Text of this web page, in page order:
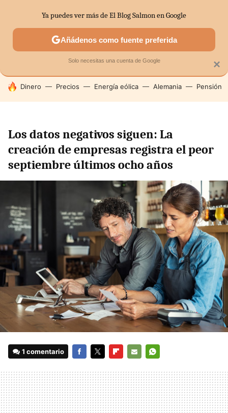
SECTORES ECONOMÍA DOMÉSTICA MERCADOS
HOY SE HABLA DE
Dinero Precios Energía eólica Alemania Pensión
Los datos negativos siguen: La
creación de empresas registra el peor
septiembre últimos ocho años
1 comentario
MAIL
×
Ya puedes ver más de El Blog Salmon en Google
Añádenos como fuente preferida
Solo necesitas una cuenta de Google